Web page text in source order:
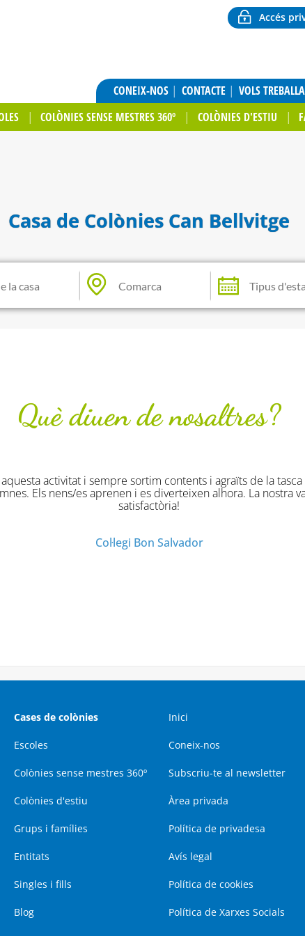
Accés
CONEIX-NOS CONTACTE VOLS
COLÒNIES SENSE MESTRES 360º COLÒNIES D'ESTIU
Casa de Colònies Can Bellvitge
Què diuen de nosaltres?
de la tasca que fan els monitors
La nostra valoració és de molt
Cases de colònies Inici
Escoles Coneix-nos
Colònies sense mestres 360º Subscriu-te al newsletter
Colònies d'estiu Àrea privada
Grups i famílies Política de privadesa
Entitats Avís legal
Singles i fills Política de cookies
Blog Política de Xarxes Socials